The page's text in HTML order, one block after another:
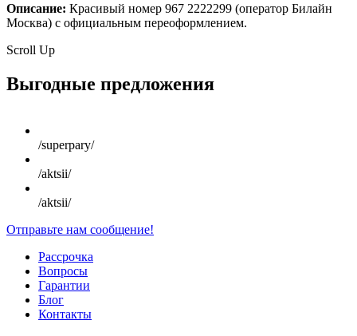
Описание: Красивый номер 967 2222299 (оператор Билайн
Москва) с официальным переоформлением.
Scroll Up
Выгодные предложения
/superpary/
/aktsii/
/aktsii/
Отправьте нам сообщение!
Рассрочка
Вопросы
Гарантии
Блог
Контакты